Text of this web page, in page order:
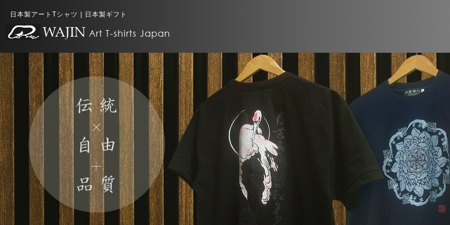
日本製アートTシャツ | 日本製ギフト
WAJIN Art T-shirts Japan